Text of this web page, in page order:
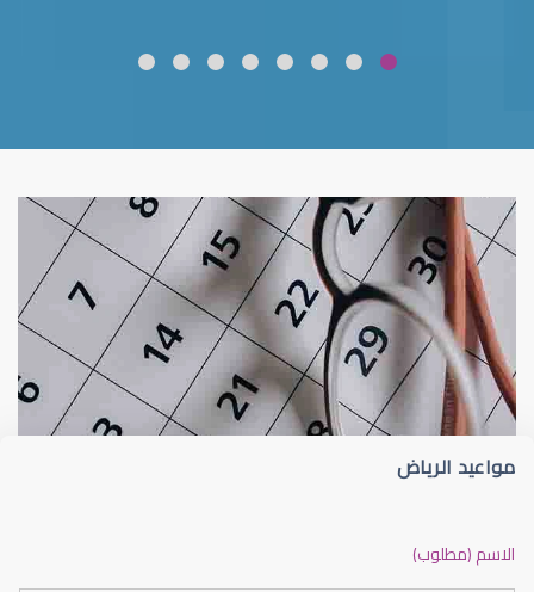
قلوبال لرعاية العين ضعف نظر
مواعيد الرياض
الاسم (مطلوب)